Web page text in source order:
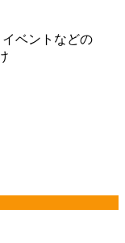
ベントなどの